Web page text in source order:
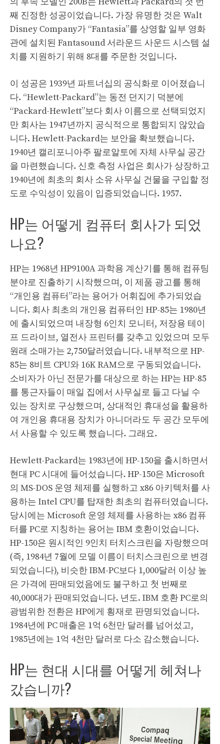
째 진정한 성공이었습니다. 가장 유명한 것은 Walt
Disney Company가 “Fantasia”를 상영할 일부 영화
관에 설치된 Fantasound 서라운드 사운드 시스템 설
치를 지원하기 위해 8대를 주문한 것입니다.
이 성공은 1939년 파트너십의 공식화로 이어졌습니
다. “Hewlett-Packard”는 동전 던지기 덕분에
“Packard-Hewlett”보다 회사 이름으로 선택되었지
만 회사는 1947년까지 공식적으로 통합되지 않았습
니다. Hewlett-Packard는 보안을 확보했습니다.
1940년 캘리포니아주 팔로알토에 자체 사무실 공간
을 마련했습니다. 신호 측정 사업은 회사가 상장하고
1940년에 최초의 회사 소유 사무실 건물을 구입할 정
도로 수익성이 있음이 입증되었습니다. 1957.
HP는 어떻게 컴퓨터 회사가 되었
나요?
HP는 1968년 HP9100A 과학용 계산기를 통해 컴퓨팅
분야로 진출하기 시작했으며, 이 제품 광고를 통해
“개인용 컴퓨터”라는 용어가 어휘집에 추가되었습
니다. 회사 최초의 개인용 컴퓨터인 HP-85는 1980년
에 출시되었으며 내장형 6인치 모니터, 저장용 테이
프 드라이브, 열전사 프린터를 갖추고 있었으며 모두
원래 소매가는 2,750달러였습니다. 내부적으로 HP-
85는 8비트 CPU와 16K RAM으로 구동되었습니다.
소비자가 아닌 전문가를 대상으로 하는 HP는 HP-85
를 통근자들이 매일 집에서 사무실로 들고 다닐 수
있는 장치로 구상했으며, 상대적인 휴대성을 활용하
여 개인용 휴대용 장치가 아니더라도 두 공간 모두에
서 사용할 수 있도록 했습니다. 그래요.
Hewlett-Packard는 1983년에 HP-150을 출시하면서
현대 PC 시대에 들어섰습니다. HP-150은 Microsoft
의 MS-DOS 운영 체제를 실행하고 x86 아키텍처를 사
용하는 Intel CPU를 탑재한 최초의 컴퓨터였습니다.
당시에는 Microsoft 운영 체제를 사용하는 x86 컴퓨
터를 PC로 지칭하는 용어는 IBM 호환이었습니다.
HP-150은 원시적인 9인치 터치스크린을 자랑했으며
(즉, 1984년 7월에 모델 이름이 터치스크린으로 변경
되었습니다), 비슷한 IBM-PC보다 1,000달러 이상 높
은 가격에 판매되었음에도 불구하고 첫 번째로
40,000대가 판매되었습니다. 년도. IBM 호환 PC로의
광범위한 전환은 HP에게 횡재로 판명되었습니다.
1984년에 PC 매출은 1억 6천만 달러를 넘어섰고,
1985년에는 1억 4천만 달러로 다소 감소했습니다.
HP는 현대 시대를 어떻게 헤쳐나
갔습니까?